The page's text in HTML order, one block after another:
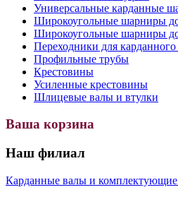
Универсальные карданные
Широкоугольные шарниры до
Широкоугольные шарниры до
Переходники для карданного
Профильные трубы
Крестовины
Усиленные крестовины
Шлицевые валы и втулки
Ваша корзина
Наш филиал
Карданные валы и комплектующие